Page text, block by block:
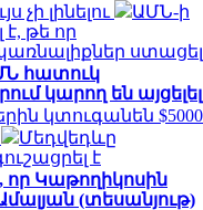
չի լինելու
ԱՄՆ-ի
թե որ
ստացել
հատուկ
կարող են այցելել
կտուգանեն $5000
Մեդվեդևը
է
որ Կաթողիկոսին
(տեսանյութ)